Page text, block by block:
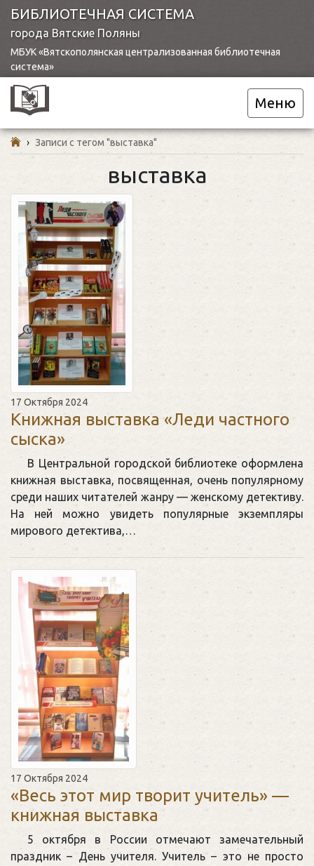
БИБЛИОТЕЧНАЯ СИСТЕМА
города Вятские Поляны
МБУК «Вятскополянская централизованная библиотечная
система»
Меню
› Записи с тегом "выставка"
выставка
17 Октября 2024
Книжная выставка «Леди частного
сыска»
В Центральной городской библиотеке оформлена
книжная выставка, посвященная, очень популярному
среди наших читателей жанру — женскому детективу.
На ней можно увидеть популярные экземпляры
мирового детектива,…
17 Октября 2024
«Весь этот мир творит учитель» —
книжная выставка
5 октября в России отмечают замечательный
праздник – День учителя. Учитель – это не просто